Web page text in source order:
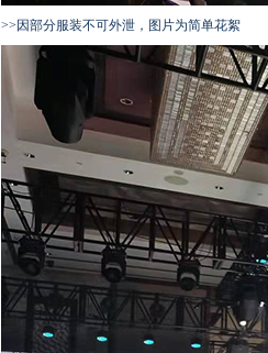
>>因部分服装不可外泄，图片为简单花絮